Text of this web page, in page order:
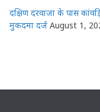
दक्षिण दरवाजा के पास
मुकदमा दर्ज August 1,